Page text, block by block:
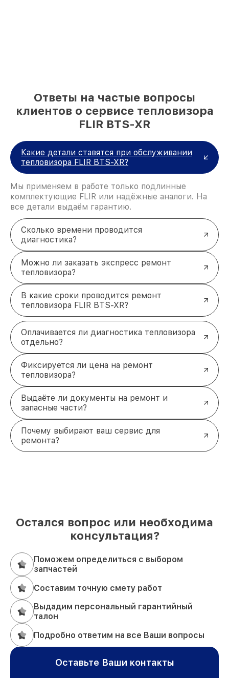
Ответы на частые вопросы
клиентов о сервисе тепловизора
FLIR BTS-XR
Какие детали ставятся при обслуживании
тепловизора FLIR BTS-XR?
Мы применяем в работе только подлинные
комплектующие FLIR или надёжные аналоги. На
все детали выдаём гарантию.
Сколько времени проводится
диагностика?
Можно ли заказать экспресс ремонт
тепловизора?
В какие сроки проводится ремонт
тепловизора FLIR BTS-XR?
Оплачивается ли диагностика тепловизора
отдельно?
Фиксируется ли цена на ремонт
тепловизора?
Выдаёте ли документы на ремонт и
запасные части?
Почему выбирают ваш сервис для
ремонта?
Остался вопрос или необходима
консультация?
Поможем определиться с выбором
запчастей
Составим точную смету работ
Выдадим персональный гарантийный
талон
Подробно ответим на все Ваши вопросы
Оставьте Ваши контакты